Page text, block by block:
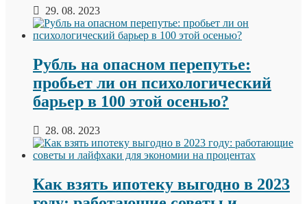
29. 08. 2023
Рубль на опасном перепутье:
пробьет ли он психологический
барьер в 100 этой осенью?
28. 08. 2023
Как взять ипотеку выгодно в 2023